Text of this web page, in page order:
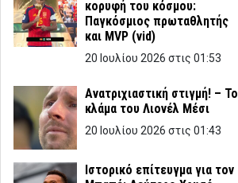
κορυφή του κόσμου:
Παγκόσμιος πρωταθλητής
και MVP (vid)
20 Ιουλίου 2026 στις 01:53
Ανατριχιαστική στιγμή! – Το
κλάμα του Λιονέλ Μέσι
20 Ιουλίου 2026 στις 01:43
Ιστορικό επίτευγμα για τον